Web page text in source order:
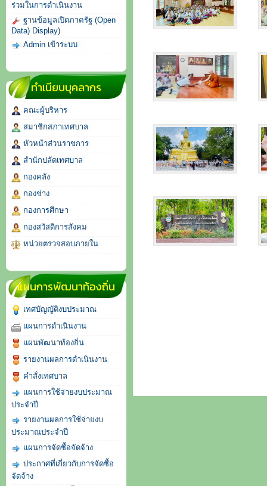
ร่วมในการดำเนินงาน
ฐานข้อมูลเปิดภาครัฐ (Open
Data) Display)
Admin เข้าระบบ
ทำเนียบบุคลากร
คณะผู้บริหาร
สมาชิกสภาเทศบาล
หัวหน้าส่วนราชการ
สำนักปลัดเทศบาล
กองคลัง
กองช่าง
กองการศึกษา
กองสวัสดิการสังคม
หน่วยตรวจสอบภายใน
แผนการพัฒนาท้องถิ่น
เทศบัญญัติงบประมาณ
แผนการดำเนินงาน
แผนพัฒนาท้องถิ่น
รายงานผลการดำเนินงาน
คำสั่งเทศบาล
แผนการใช้จ่ายงบประมาณ
ประจำปี
รายงานผลการใช้จ่ายงบ
ประมาณประจำปี
แผนการจัดซื้อจัดจ้าง
ประกาศที่เกี่ยวกับการจัดซื้อ
จัดจ้าง